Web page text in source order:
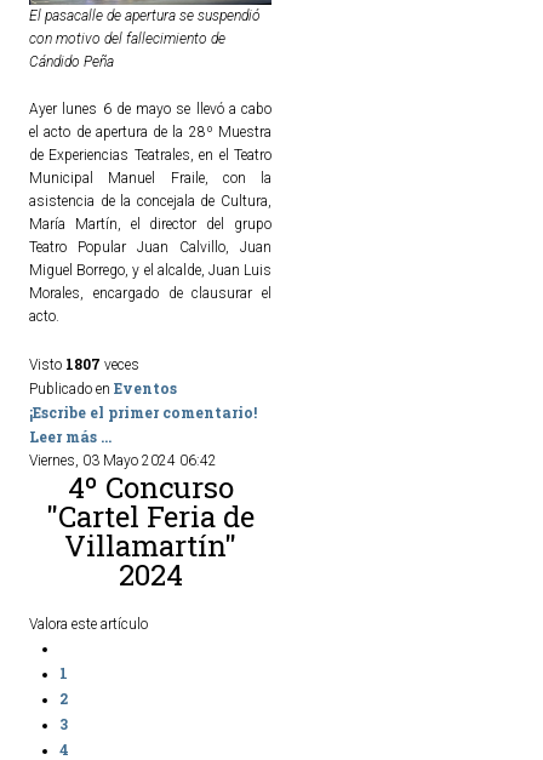
El pasacalle de apertura se suspendió
con motivo del fallecimiento de
Cándido Peña
Ayer lunes 6 de mayo se llevó a cabo
el acto de apertura de la 28º Muestra
de Experiencias Teatrales, en el Teatro
Municipal Manuel Fraile, con la
asistencia de la concejala de Cultura,
María Martín, el director del grupo
Teatro Popular Juan Calvillo, Juan
Miguel Borrego, y el alcalde, Juan Luis
Morales, encargado de clausurar el
acto.
Visto 1807 veces
Publicado en Eventos
¡Escribe el primer comentario!
Leer más ...
Viernes, 03 Mayo 2024 06:42
4º Concurso
"Cartel Feria de
Villamartín"
2024
Valora este artículo
1
2
3
4